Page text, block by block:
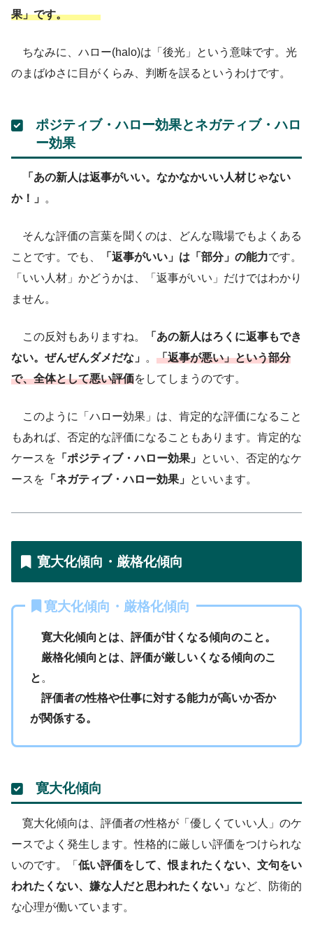
果」です。
ちなみに、ハロー(halo)は「後光」という意味です。光
のまばゆさに目がくらみ、判断を誤るというわけです。
ポジティブ・ハロー効果とネガティブ・ハロ
ー効果
「あの新人は返事がいい。なかなかいい人材じゃない
か！」 。
そんな評価の言葉を聞くのは、どんな職場でもよくある
ことです。でも、
「返事がいい」は「部分」の能力です。
「いい人材」かどうかは、「返事がいい」だけではわかり
ません。
この反対もありますね。
「あの新人はろくに返事もでき
ない。ぜんぜんダメだな」 。 「返事が悪い」という部分
で、全体として悪い評価をしてしまうのです。
このように「ハロー効果」は、肯定的な評価になること
もあれば、否定的な評価になることもあります。肯定的な
ケースを 「ポジティブ・ハロー効果」 といい、否定的なケ
ースを 「ネガティブ・ハロー効果」 といいます。
寛大化傾向・厳格化傾向
寛大化傾向・厳格化傾向
寛大化傾向とは、評価が甘くなる傾向のこと。
厳格化傾向とは、評価が厳しいくなる傾向のこ
と 。
評価者の性格や仕事に対する能力が高いか否か
が関係する。
寛大化傾向
寛大化傾向は、評価者の性格が「優しくていい人」のケ
ースでよく発生します。性格的に厳しい評価をつけられな
いのです。「 低い評価をして、恨まれたくない、文句をい
われたくない、嫌な人だと思われたくない」 など、防衛的
な心理が働いています。